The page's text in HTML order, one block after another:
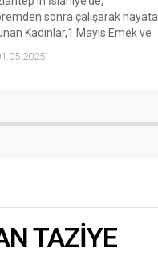
sonra çalışarak hayata
Kadınlar,1 Mayıs Emek ve
sürdürdü.
TAZİYE